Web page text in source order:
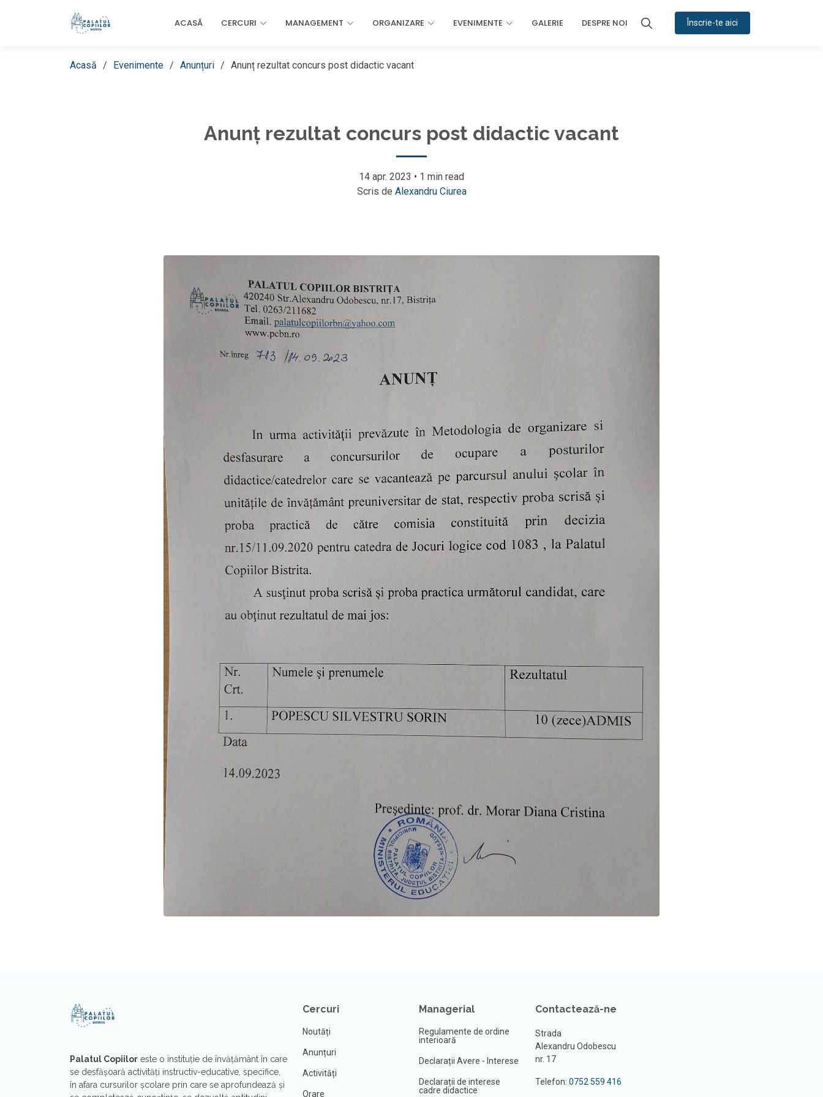
ACASĂ CERCURI MANAGEMENT ORGANIZARE EVENIMENTE GALERIE DESPRE NOI Înscrie-te aici
Acasă Evenimente Anunțuri Anunț rezultat concurs post didactic vacant
Anunț rezultat concurs post didactic vacant
14 apr. 2023 • 1 min read
Scris de Alexandru Ciurea
Palatul Copiilor este o instituţie de învăţământ în care
se desfăşoară activităţi instructiv-educative, specifice,
în afara cursurilor şcolare prin care se aprofundează şi
Cercuri
Noutăți
Anunțuri
Activități
Orare
Managerial
Regulamente de ordine
interioară
Declarații Avere - Interese
Declarații de interese
cadre didactice
Contactează-ne
Strada
Alexandru Odobescu
nr. 17
Telefon: 0752 559 416